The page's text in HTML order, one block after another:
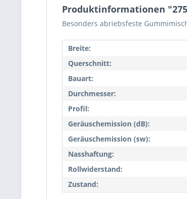
Produktinformationen "275/
Besonders abriebsfeste
Breite:
Querschnitt:
Bauart:
Durchmesser:
Profil:
Geräuschemission (dB):
Geräuschemission (sw):
Nasshaftung:
Rollwiderstand:
Zustand: